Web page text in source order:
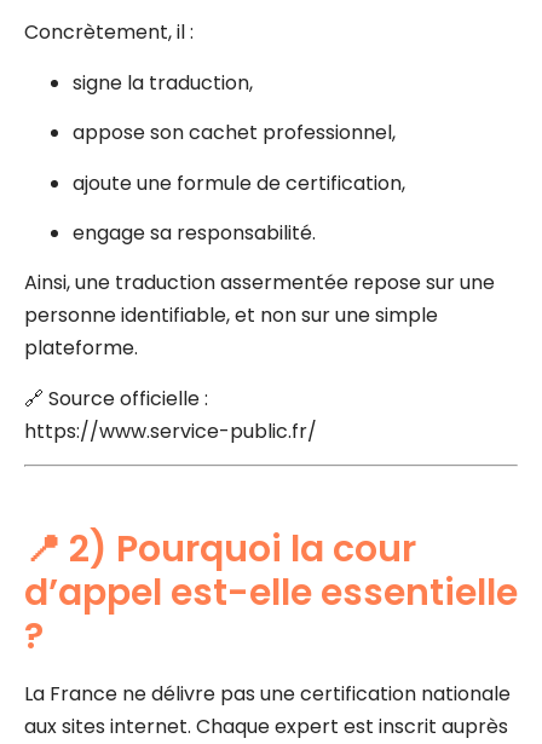
Concrètement, il :
signe la traduction,
appose son cachet professionnel,
ajoute une formule de certification,
engage sa responsabilité.
Ainsi, une traduction assermentée repose sur une
personne identifiable, et non sur une simple
plateforme.
🔗 Source officielle :
https://www.service-public.fr/
📍 2) Pourquoi la cour
d’appel est-elle essentielle
?
La France ne délivre pas une certification nationale
aux sites internet. Chaque expert est inscrit auprès